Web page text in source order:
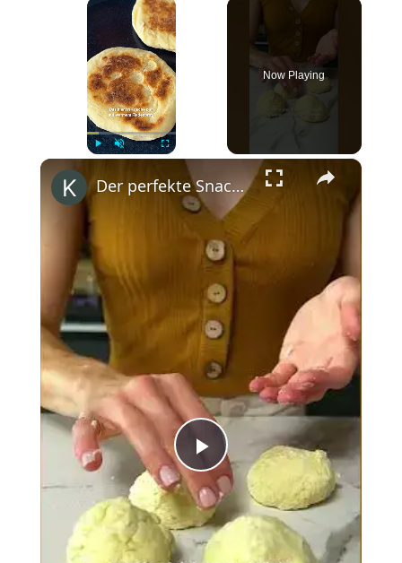
×
Now Playing
×
Play
Video
Der perfekte Snack für Zwischendurch oder als Vorspeise – hausgemachtes Fladenbrot. #siemenshomede